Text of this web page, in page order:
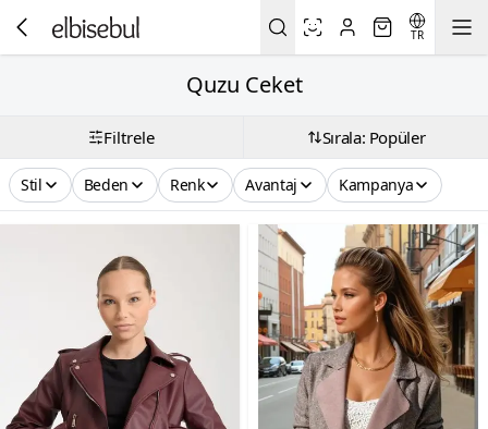
TR
Quzu Ceket
Filtrele Sırala: Popüler
Stil Beden Renk Avantaj Kampanya